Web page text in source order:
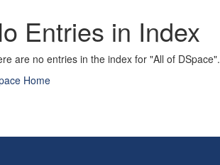
Entries in Index
are no entries in the index for "All of DSpace".
Home